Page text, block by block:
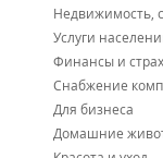
Недвижимость,
Услуги
Финансы и
Снабжение
Для бизнеса
Домашние